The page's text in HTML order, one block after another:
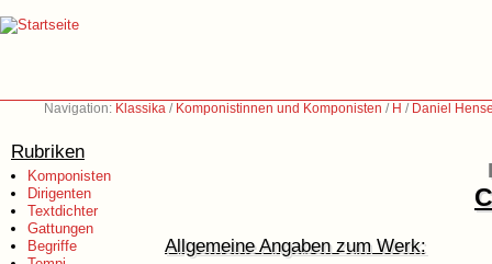
Navigation: Klassika / Komponistinnen und Komponisten / H / Daniel
Rubriken
Komponisten
Dirigenten
Textdichter
Gattungen
Begriffe
Allgemeine Angaben zum Werk: